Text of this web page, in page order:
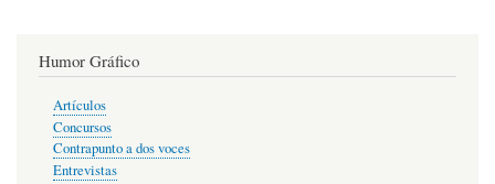
Humor Gráfico
Artículos
Concursos
Contrapunto a dos voces
Entrevistas